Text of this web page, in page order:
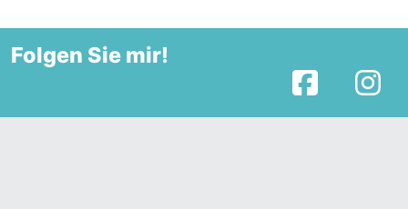
Folgen Sie mir!
Facebook